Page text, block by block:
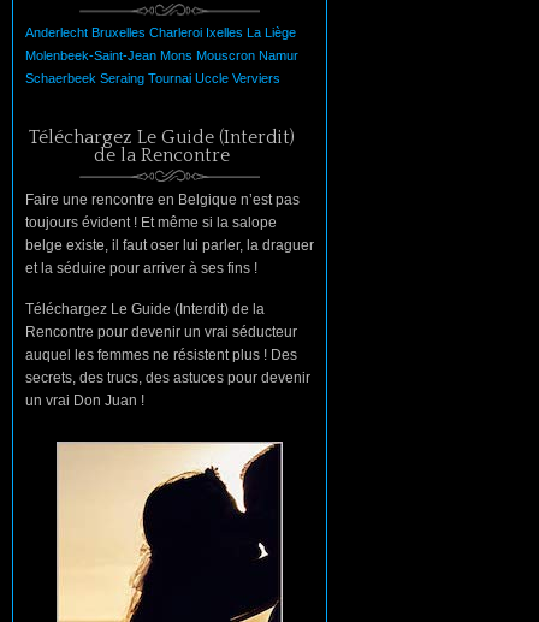
Anderlecht Bruxelles Charleroi Ixelles La Liège
Molenbeek-Saint-Jean Mons Mouscron Namur
Schaerbeek Seraing Tournai Uccle Verviers
Téléchargez Le Guide (Interdit)
de la Rencontre
Faire une rencontre en Belgique n’est pas
toujours évident ! Et même si la salope
belge existe, il faut oser lui parler, la draguer
et la séduire pour arriver à ses fins !
Téléchargez Le Guide (Interdit) de la
Rencontre pour devenir un vrai séducteur
auquel les femmes ne résistent plus ! Des
secrets, des trucs, des astuces pour devenir
un vrai Don Juan !